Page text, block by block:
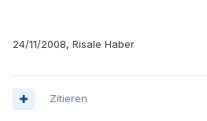
24/11/2008, Risale Haber
Zitieren